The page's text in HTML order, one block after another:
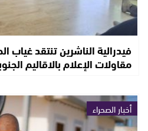
فيدرالية الناشرين تنتقد غياب
مقاولات الإعلام بالاقاليم
أخبار الصحراء